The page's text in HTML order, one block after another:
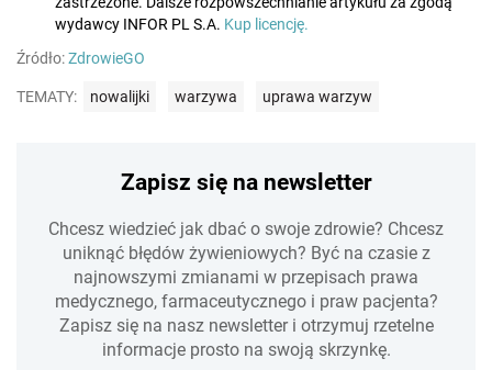
wydawcy INFOR PL S.A. Kup licencję.
Źródło:ZdrowieGO
TEMATY: nowalijki warzywa uprawa warzyw
Zapisz się na newsletter
Chcesz wiedzieć jak dbać o swoje zdrowie? Chcesz
uniknąć błędów żywieniowych? Być na czasie z
najnowszymi zmianami w przepisach prawa
medycznego, farmaceutycznego i praw pacjenta?
Zapisz się na nasz newsletter i otrzymuj rzetelne
informacje prosto na swoją skrzynkę.